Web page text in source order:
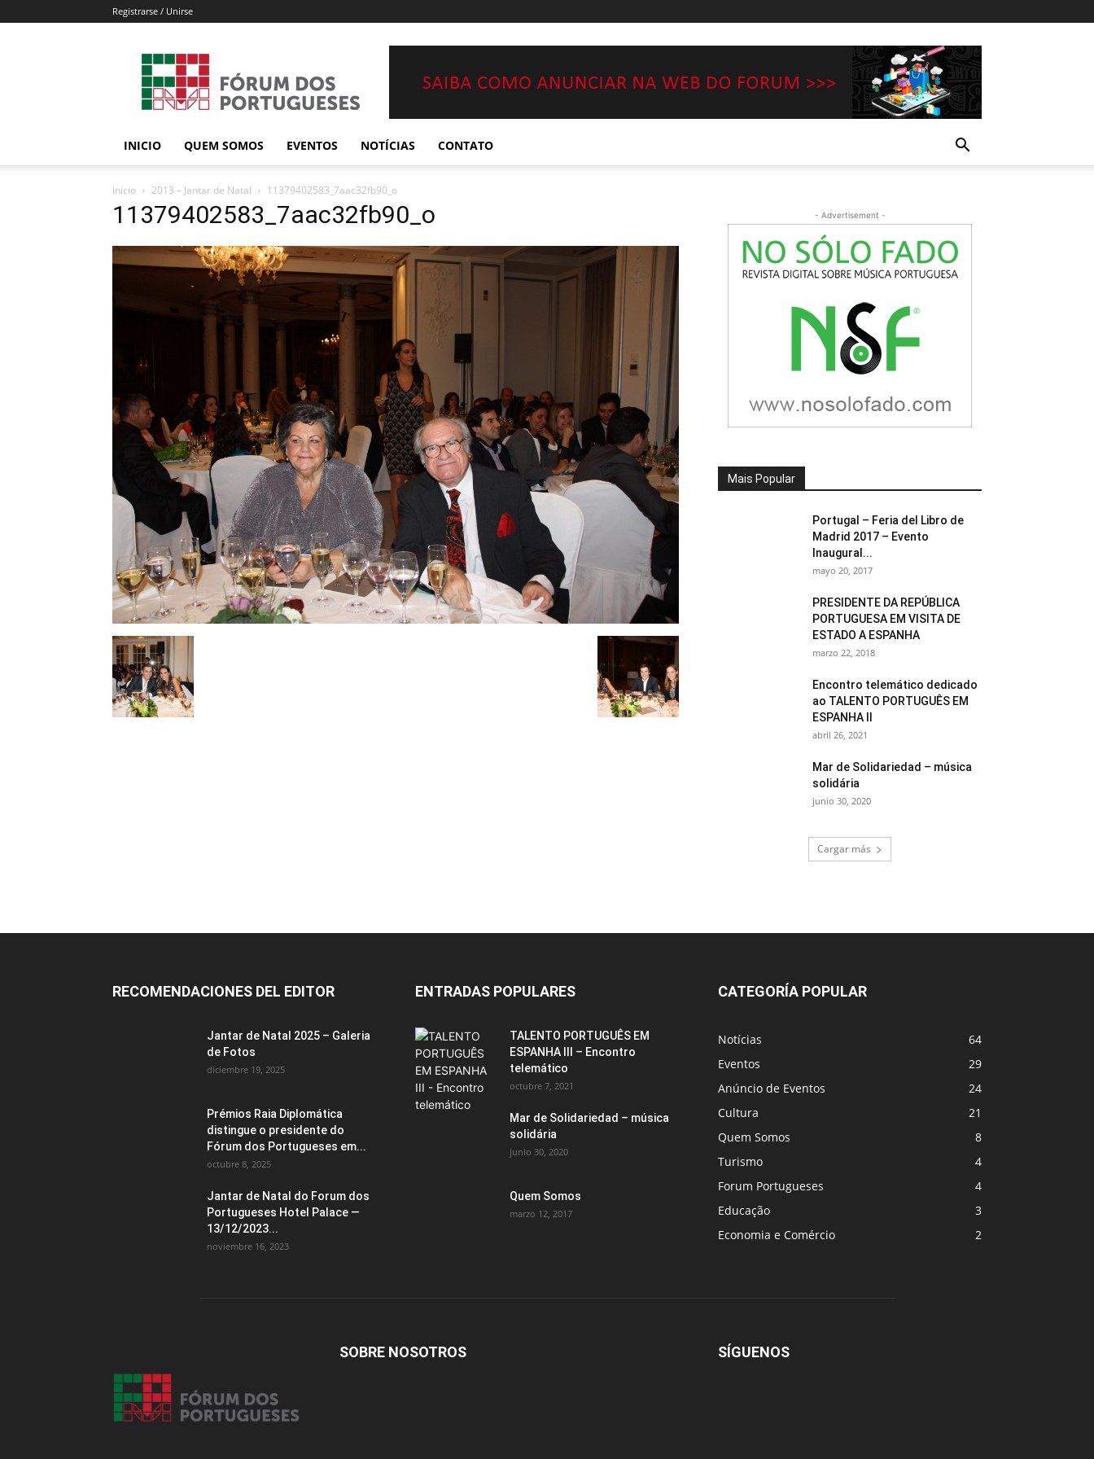
Registrarse / Unirse
Portugueses
INICIO QUEM SOMOS EVENTOS NOTÍCIAS CONTATO
Inicio 2013 – Jantar de Natal 11379402583_7aac32fb90_o
11379402583_7aac32fb90_o - Advertisement -
Mais Popular
Portugal – Feria del Libro de
Madrid 2017 – Evento
Inaugural...
mayo 20, 2017
PRESIDENTE DA REPÚBLICA
PORTUGUESA EM VISITA DE
ESTADO A ESPANHA
marzo 22, 2018
Encontro telemático dedicado
ao TALENTO PORTUGUÊS EM
ESPANHA II
abril 26, 2021
Mar de Solidariedad – música
solidária
junio 30, 2020
Cargar más
RECOMENDACIONES DEL EDITOR
Jantar de Natal 2025 – Galeria
de Fotos
diciembre 19, 2025
Prémios Raia Diplomática
distingue o presidente do
Fórum dos Portugueses em...
octubre 8, 2025
Jantar de Natal do Forum dos
Portugueses Hotel Palace —
13/12/2023...
noviembre 16, 2023
ENTRADAS POPULARES
TALENTO PORTUGUÊS EM
ESPANHA III – Encontro
telemático
octubre 7, 2021
Mar de Solidariedad – música
solidária
junio 30, 2020
Quem Somos
marzo 12, 2017
CATEGORÍA POPULAR
Notícias
64
Eventos
29
Anúncio de Eventos
24
Cultura
21
Quem Somos
8
Turismo
4
Forum Portugueses
4
Educação
3
Economia e Comércio
2
SOBRE NOSOTROS SÍGUENOS